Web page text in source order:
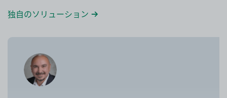
独自のソリューション